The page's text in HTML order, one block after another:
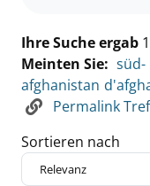
Ihre Suche ergab
Meinten Sie: süd-
afghanistan
Permalink
Sortieren nach